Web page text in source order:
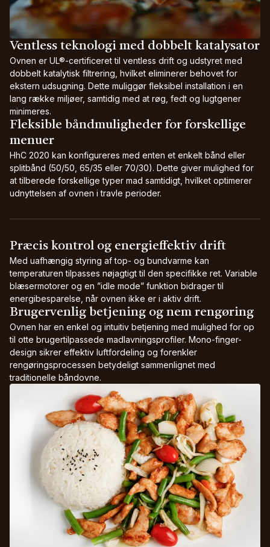
Ventless teknologi med dobbelt katalysator
Ovnen er UL®-certificeret til ventless drift og udstyret med
dobbelt katalytisk filtrering, hvilket eliminerer behovet for
ekstern udsugning. Dette muliggør fleksibel installation i en
lang række miljøer, samtidig med at røg, fedt og lugtgener
minimeres.
Fleksible båndmuligheder for forskellige
menuer
HhC 2020 kan konfigureres med enten et enkelt bånd eller
splitbånd (50/50, 65/35 eller 70/30). Dette giver mulighed for
at tilberede forskellige typer mad samtidigt, hvilket optimerer
udnyttelsen af ovnen i travle perioder.
Præcis kontrol og energieffektiv drift
Med uafhængig styring af top- og bundvarme kan
temperaturen tilpasses nøjagtigt til den specifikke ret. Variable
blæsermotorer og en ”idle mode” funktion bidrager til
energibesparelse, når ovnen ikke er i aktiv drift.
Brugervenlig betjening og nem rengøring
Ovnen har en enkel og intuitiv betjening med mulighed for op
til otte brugertilpassede madlavningsprofiler. Mono-finger-
design sikrer effektiv luftfordeling og forenkler
rengøringsprocessen betydeligt sammenlignet med
traditionelle båndovne.